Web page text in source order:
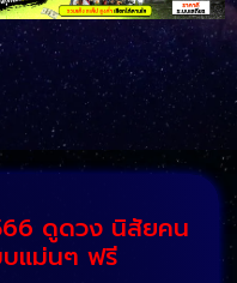
ดูดวง นิสัยคน
บแม่นๆ ฟรี